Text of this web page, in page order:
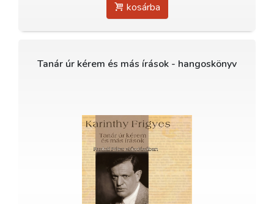
kosárba
Tanár úr kérem és más írások - hangoskönyv